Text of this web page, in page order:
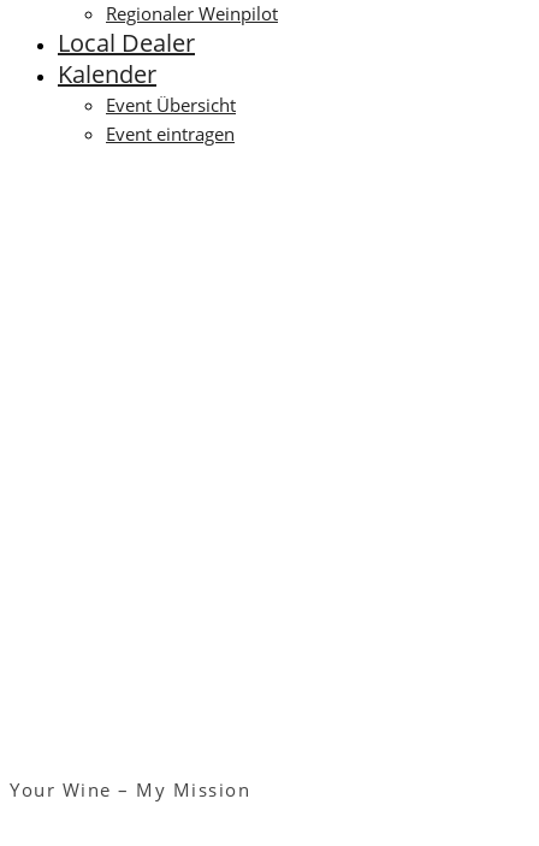
Regionaler Weinpilot
Local Dealer
Kalender
Event Übersicht
Event eintragen
Your Wine – My Mission